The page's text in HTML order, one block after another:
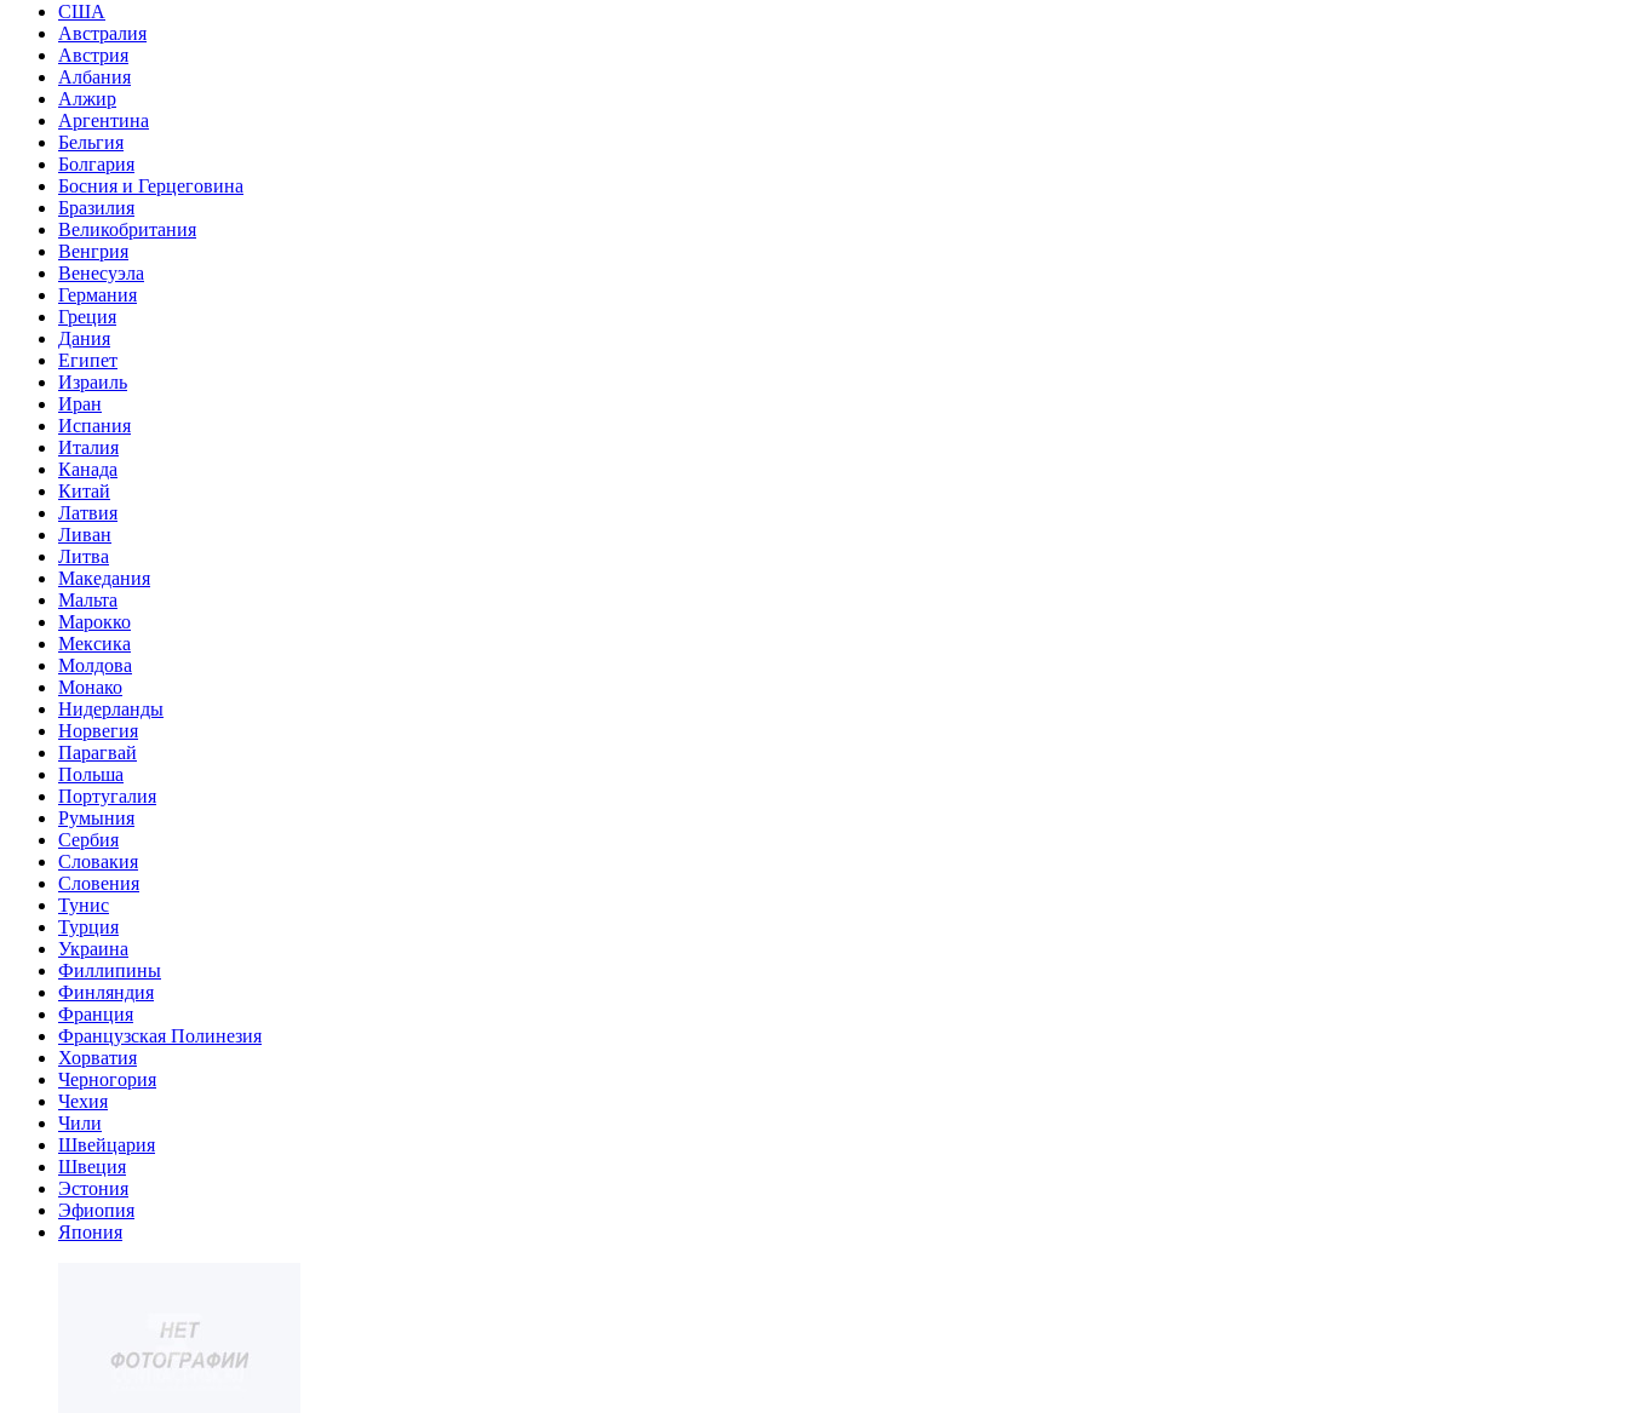
США
Австралия
Австрия
Албания
Алжир
Аргентина
Бельгия
Болгария
Босния и Герцеговина
Бразилия
Великобритания
Венгрия
Венесуэла
Германия
Греция
Дания
Египет
Израиль
Иран
Испания
Италия
Канада
Китай
Латвия
Ливан
Литва
Македания
Мальта
Марокко
Мексика
Молдова
Монако
Нидерланды
Норвегия
Парагвай
Польша
Португалия
Румыния
Сербия
Словакия
Словения
Тунис
Турция
Украина
Филлипины
Финляндия
Франция
Французская Полинезия
Хорватия
Черногория
Чехия
Чили
Швейцария
Швеция
Эстония
Эфиопия
Япония